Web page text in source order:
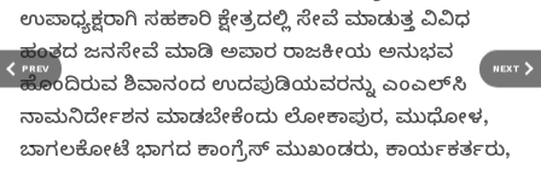
PREV NEXT
ಉಪಾಧ್ಯಕ್ಷರಾಗಿ ಸಹಕಾರಿ ಕ್ಷೇತ್ರದಲ್ಲಿ ಸೇವೆ ಮಾಡುತ್ತ ವಿವಿಧ
ಹಂತದ ಜನಸೇವೆ ಮಾಡಿ ಅಪಾರ ರಾಜಕೀಯ ಅನುಭವ
ಹೊಂದಿರುವ ಶಿವಾನಂದ ಉದಪುಡಿಯವರನ್ನು ಎಂಎಲ್‌ಸಿ
ನಾಮನಿರ್ದೇಶನ ಮಾಡಬೇಕೆಂದು ಲೋಕಾಪುರ, ಮುಧೋಳ,
ಬಾಗಲಕೋಟೆ ಭಾಗದ ಕಾಂಗ್ರೆಸ್ ಮುಖಂಡರು, ಕಾರ್ಯಕರ್ತರು,